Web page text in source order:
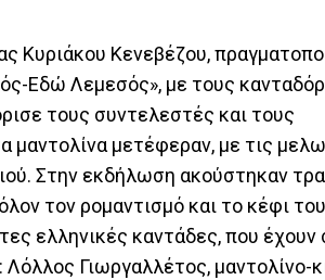
Κυριάκου Κενεβέζου,
Εδώ Λεμεσός», με τους
τους συντελεστές και τους
μαντολίνα μετέφεραν, με τις
Στην εκδήλωση ακούστηκαν
τον ρομαντισμό και το κέφι
ελληνικές καντάδες, που έχουν
Γιωργαλλέτος, μαντολίνο-